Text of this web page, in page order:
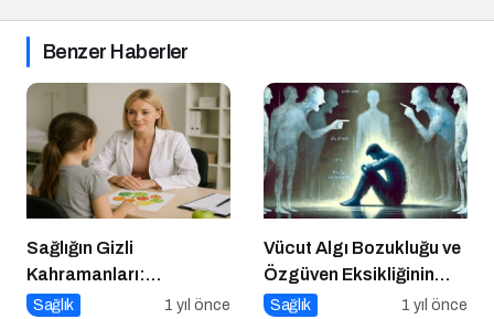
Benzer Haberler
Sağlığın Gizli
Kahramanları:
Diyetisyenlerimiz
Sağlık 1 yıl önce
Vücut Algı Bozukluğu ve
Özgüven Eksikliğinin
Görünmeyen Kökleri
Sağlık 1 yıl önce